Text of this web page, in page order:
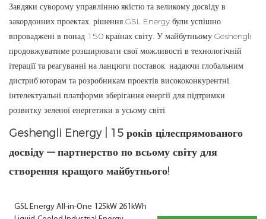
Завдяки суворому управлінню якістю та великому досвіду в
закордонних проектах, рішення GSL Energy були успішно
впроваджені в понад 150 країнах світу. У майбутньому Geshengli
продовжуватиме розширювати свої можливості в технологічній
ітерації та реагуванні на ланцюги поставок, надаючи глобальним
дистриб'юторам та розробникам проектів висококонкурентні,
інтелектуальні платформи зберігання енергії для підтримки
розвитку зеленої енергетики в усьому світі.
Geshengli Energy | 15 років цілеспрямованого
досвіду — партнерство по всьому світу для
створення кращого майбутнього!
GSL Energy All-in-One 125kW 261kWh